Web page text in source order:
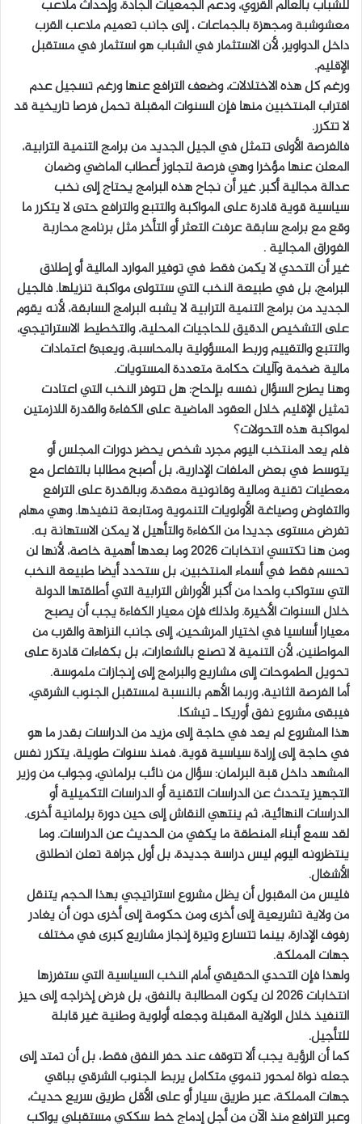
للشباب بالعالم القروي، ودعم الجمعيات الجادة، وإحداث ملاعب
معشوشبة ومجهزة بالجماعات ، إلى جانب تعميم ملاعب القرب
داخل الدواوير، لأن الاستثمار في الشباب هو استثمار في مستقبل
الإقليم.
ورغم كل هذه الاختلالات، وضعف الترافع عنها ورغم تسجيل عدم
اقتراب المنتخبين منها فإن السنوات المقبلة تحمل فرصا تاريخية قد
لا تتكرر.
فالفرصة الأولى تتمثل في الجيل الجديد من برامج التنمية الترابية،
المعلن عنها مؤخرا وهي فرصة لتجاوز أعطاب الماضي وضمان
عدالة مجالية أكبر. غير أن نجاح هذه البرامج يحتاج إلى نخب
سياسية قوية قادرة على المواكبة والتتبع والترافع حتى لا يتكرر ما
وقع مع برامج سابقة عرفت التعثر أو التأخر مثل برنامج محاربة
الفوراق المجالية .
غير أن التحدي لا يكمن فقط في توفير الموارد المالية أو إطلاق
البرامج، بل في طبيعة النخب التي ستتولى مواكبة تنزيلها. فالجيل
الجديد من برامج التنمية الترابية لا يشبه البرامج السابقة، لأنه يقوم
على التشخيص الدقيق للحاجيات المحلية، والتخطيط الاستراتيجي،
والتتبع والتقييم وربط المسؤولية بالمحاسبة، ويعبئ اعتمادات
مالية ضخمة وآليات حكامة متعددة المستويات.
وهنا يطرح السؤال نفسه بإلحاح: هل تتوفر النخب التي اعتادت
تمثيل الإقليم خلال العقود الماضية على الكفاءة والقدرة اللازمتين
لمواكبة هذه التحولات؟
فلم يعد المنتخب اليوم مجرد شخص يحضر دورات المجلس أو
يتوسط في بعض الملفات الإدارية، بل أصبح مطالبا بالتفاعل مع
معطيات تقنية ومالية وقانونية معقدة، وبالقدرة على الترافع
والتفاوض وصياغة الأولويات التنموية ومتابعة تنفيذها. وهي مهام
تفرض مستوى جديدا من الكفاءة والتأهيل لا يمكن الاستهانة به.
ومن هنا تكتسي انتخابات 2026 وما بعدها أهمية خاصة، لأنها لن
تحسم فقط في أسماء المنتخبين، بل ستحدد أيضا طبيعة النخب
التي ستواكب واحدا من أكبر الأوراش الترابية التي أطلقتها الدولة
خلال السنوات الأخيرة. ولذلك فإن معيار الكفاءة يجب أن يصبح
معيارا أساسيا في اختيار المرشحين، إلى جانب النزاهة والقرب من
المواطنين، لأن التنمية لا تصنع بالشعارات، بل بكفاءات قادرة على
تحويل الطموحات إلى مشاريع والبرامج إلى إنجازات ملموسة.
أما الفرصة الثانية، وربما الأهم بالنسبة لمستقبل الجنوب الشرقي،
فيبقى مشروع نفق أوريكا ـ تيشكا.
هذا المشروع لم يعد في حاجة إلى مزيد من الدراسات بقدر ما هو
في حاجة إلى إرادة سياسية قوية. فمنذ سنوات طويلة، يتكرر نفس
المشهد داخل قبة البرلمان: سؤال من نائب برلماني، وجواب من وزير
التجهيز يتحدث عن الدراسات التقنية أو الدراسات التكميلية أو
الدراسات النهائية، ثم ينتهي النقاش إلى حين دورة برلمانية أخرى.
لقد سمع أبناء المنطقة ما يكفي من الحديث عن الدراسات. وما
ينتظرونه اليوم ليس دراسة جديدة، بل أول جرافة تعلن انطلاق
الأشغال.
فليس من المقبول أن يظل مشروع استراتيجي بهذا الحجم يتنقل
من ولاية تشريعية إلى أخرى ومن حكومة إلى أخرى دون أن يغادر
رفوف الإدارة، بينما تتسارع وتيرة إنجاز مشاريع كبرى في مختلف
جهات المملكة.
ولهذا فإن التحدي الحقيقي أمام النخب السياسية التي ستفرزها
انتخابات 2026 لن يكون المطالبة بالنفق، بل فرض إخراجه إلى حيز
التنفيذ خلال الولاية المقبلة وجعله أولوية وطنية غير قابلة
للتأجيل.
كما أن الرؤية يجب ألا تتوقف عند حفر النفق فقط، بل أن تمتد إلى
جعله نواة لمحور تنموي متكامل يربط الجنوب الشرقي بباقي
جهات المملكة، عبر طريق سيار أو على الأقل طريق سريع حديث،
وعبر الترافع منذ الآن من أجل إدماج خط سككي مستقبلي يواكب